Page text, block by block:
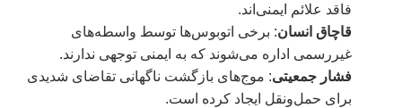
فاقد علائم ایمنی‌اند.
قاچاق انسان: برخی اتوبوس‌ها توسط واسطه‌های
غیررسمی اداره می‌شوند که به ایمنی توجهی ندارند.
فشار جمعیتی: موج‌های بازگشت ناگهانی تقاضای شدیدی
برای حمل‌ونقل ایجاد کرده است.